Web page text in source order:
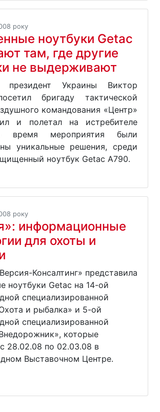
року
ноутбуки Getac
там, где другие
не выдерживают
Украины Виктор
бригаду тактической
командования «Центр»
и полетал на истребителе
время мероприятия были
уникальные решения, среди
ноутбук Getac А790.
року
информационные
для охоты и
Консалтинг» представила
ноутбуки Getac на 14-ой
специализированной
и рыбалка» и 5-ой
специализированной
которые
28.02.08 по 02.03.08 в
Выставочном Центре.